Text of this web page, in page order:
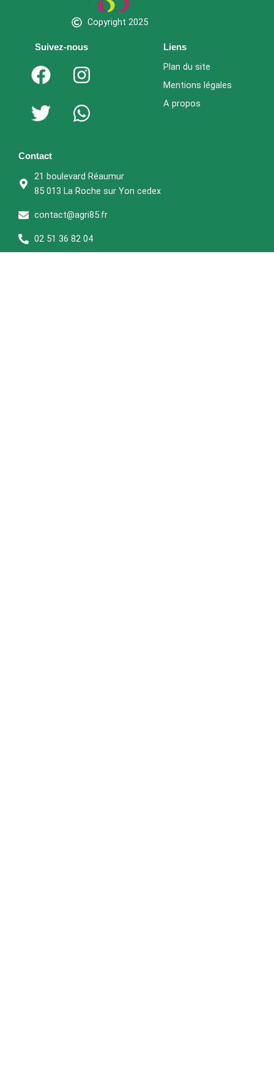
Copyright 2025
Suivez-nous
F
a
c
e
o
o
k
I
n
s
t
r
a
m
T
w
i
t
e
r
W
h
a
t
p
p
Liens
Plan du site
Mentions légales
A propos
Contact
21 boulevard Réaumur
85 013 La Roche sur Yon cedex
contact@agri85.fr
02 51 36 82 04